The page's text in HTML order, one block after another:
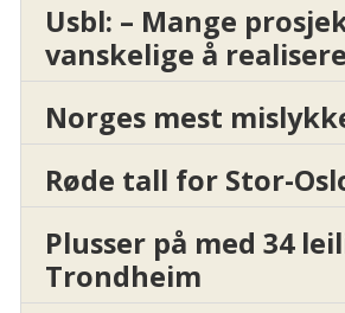
Usbl: – Mange
vanskelige å realisere
Norges mest
Røde tall for Stor-
Plusser på med 34
Trondheim